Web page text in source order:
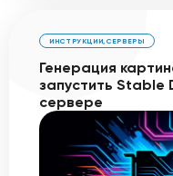
ИНСТРУКЦИИ, СЕРВЕРЫ
Генерация
запустить Stable
сервере